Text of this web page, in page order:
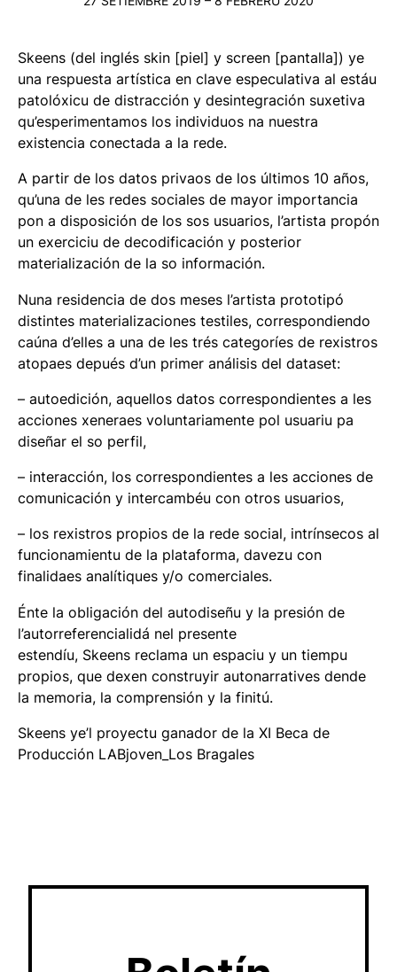
Skeens (del inglés skin [piel] y screen [pantalla]) ye
una respuesta artística en clave especulativa al estáu
patolóxicu de distracción y desintegración suxetiva
qu’esperimentamos los individuos na nuestra
existencia conectada a la rede.
A partir de los datos privaos de los últimos 10 años,
qu’una de les redes sociales de mayor importancia
pon a disposición de los sos usuarios, l’artista propón
un exerciciu de decodificación y posterior
materialización de la so información.
Nuna residencia de dos meses l’artista prototipó
distintes materializaciones testiles, correspondiendo
caúna d’elles a una de les trés categoríes de rexistros
atopaes depués d’un primer análisis del dataset:
– autoedición, aquellos datos correspondientes a les
acciones xeneraes voluntariamente pol usuariu pa
diseñar el so perfil,
– interacción, los correspondientes a les acciones de
comunicación y intercambéu con otros usuarios,
– los rexistros propios de la rede social, intrínsecos al
funcionamientu de la plataforma, davezu con
finalidaes analítiques y/o comerciales.
Énte la obligación del autodiseñu y la presión de
l’autorreferencialidá nel presente
estendíu, Skeens reclama un espaciu y un tiempu
propios, que dexen construyir autonarratives dende
la memoria, la comprensión y la finitú.
Skeens ye’l proyectu ganador de la XI Beca de
Producción LABjoven_Los Bragales